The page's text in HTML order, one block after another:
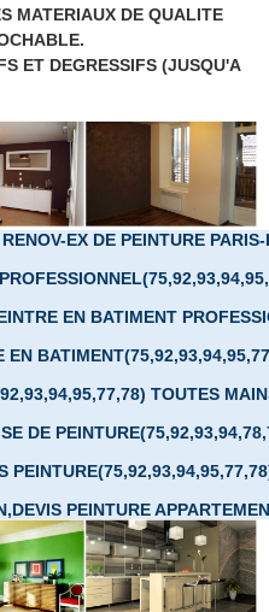
MATERIAUX DE QUALITE
ET DEGRESSIFS (JUSQU'A
EX DE PEINTURE
EN BATIMENT
EN
TOUTES
DE
PEINTURE